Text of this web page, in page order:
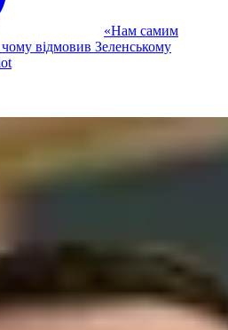
«Нам самим
відмовив Зеленському